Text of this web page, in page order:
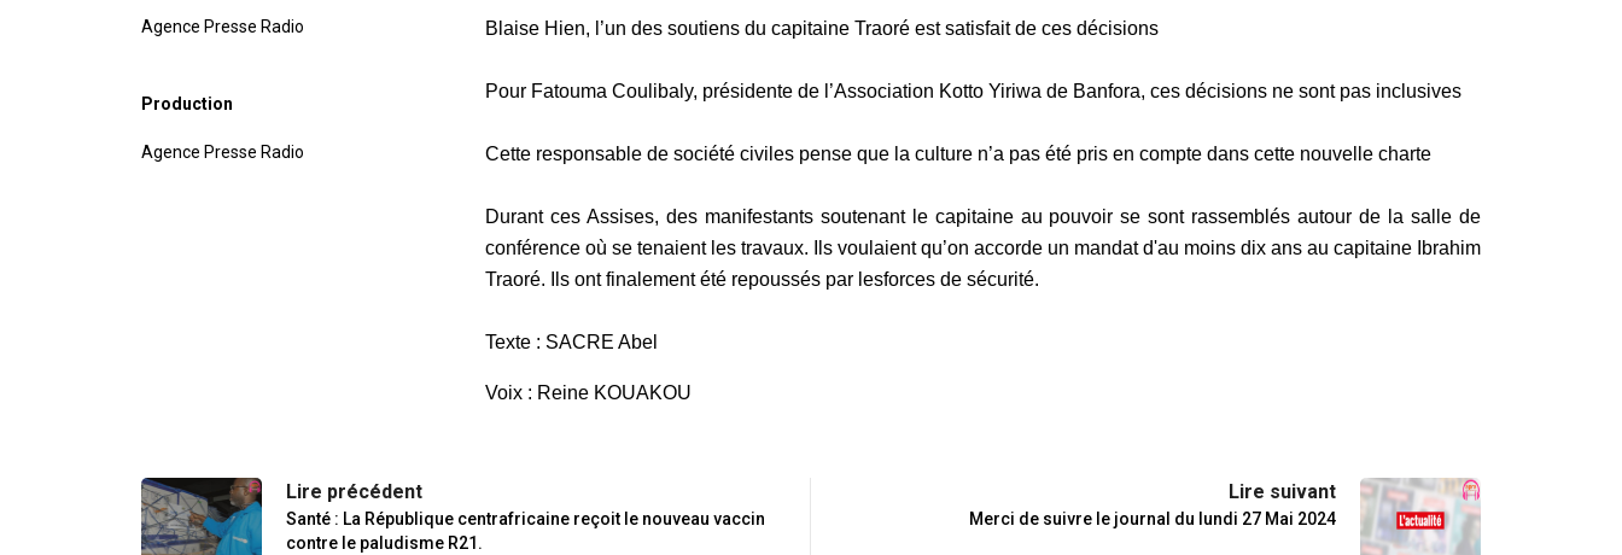
Agence Presse Radio
Production
Agence Presse Radio
Blaise Hien, l’un des soutiens du capitaine Traoré est satisfait de ces décisions
Pour Fatouma Coulibaly, présidente de l’Association Kotto Yiriwa de Banfora, ces décisions ne sont pas inclusives
Cette responsable de société civiles pense que la culture n’a pas été pris en compte dans cette nouvelle charte
Durant ces Assises, des manifestants soutenant le capitaine au pouvoir se sont rassemblés autour de la salle de
conférence où se tenaient les travaux. Ils voulaient qu’on accorde un mandat d'au moins dix ans au capitaine Ibrahim
Traoré. Ils ont finalement été repoussés par lesforces de sécurité.
Texte : SACRE Abel
Voix : Reine KOUAKOU
Lire précédent
Santé : La République centrafricaine reçoit le nouveau vaccin
contre le paludisme R21.
Lire suivant
Merci de suivre le journal du lundi 27 Mai 2024